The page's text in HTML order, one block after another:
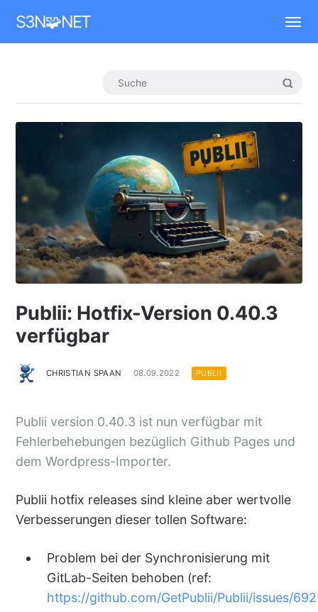
S3N🧩NET
Publii: Hotfix-Version 0.40.3
verfügbar
CHRISTIAN SPAAN 08.09.2022 PUBLII
Publii version 0.40.3 ist nun verfügbar mit
Fehlerbehebungen bezüglich Github Pages und
dem Wordpress-Importer.
Publii hotfix releases sind kleine aber wertvolle
Verbesserungen dieser tollen Software:
Problem bei der Synchronisierung mit
GitLab-Seiten behoben (ref:
https://github.com/GetPublii/Publii/issues/692